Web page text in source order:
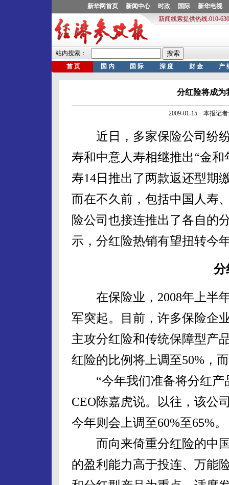
分红险将成为
2009-01-15 本报记者
近日，多家保险公司纷纷
寿和中意人寿相继推出“金
寿14日推出了两款返还型期
而在不久前，包括中国人寿
险公司也接连推出了各自的
示，分红险热销有望扭转今
分
在保险业，2008年上半年
军突起。目前，许多保险企
主攻分红险和传统保障型产
红险的比例将上调至50%，
“今年我们准备将分红产
CEO陈嘉虎说。以往，该公
今年则会上调至60%至65%。
而向来倚重分红险的中国
的盈利能力高于投连、万能